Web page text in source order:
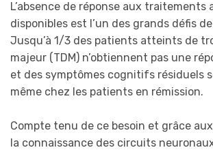
L’absence de réponse aux traitements
disponibles est l’un des grands défis
Jusqu’à 1/3 des patients atteints de
majeur (TDM) n’obtiennent pas une
et des symptômes cognitifs résiduels
même chez les patients en rémission.
Compte tenu de ce besoin et grâce
la connaissance des circuits